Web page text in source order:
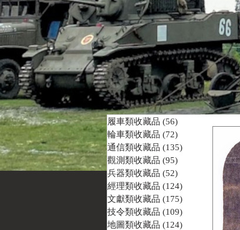
履車類收藏品 (56)
輪車類收藏品 (72)
通信類收藏品 (135)
觀測類收藏品 (95)
兵器類收藏品 (52)
經理類收藏品 (124) 124 篇文章
文獻類收藏品 (175) 175 篇文章
技令類收藏品 (109) 109 篇文章
地圖類收藏品 (124) 124 篇文章